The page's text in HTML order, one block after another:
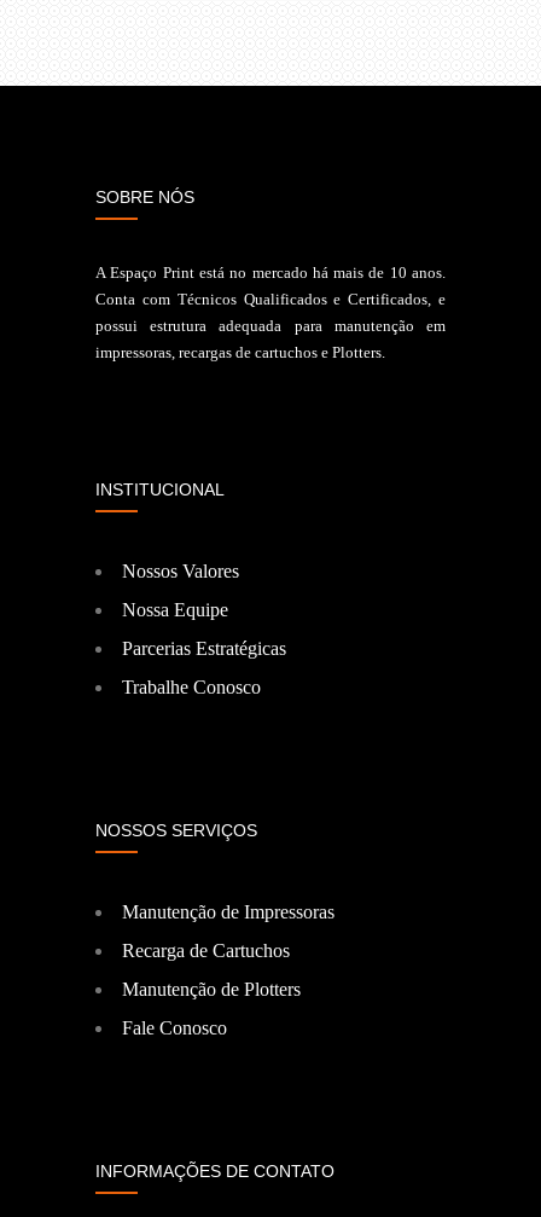
SOBRE NÓS
A Espaço Print está no mercado há mais de 10 anos.
Conta com Técnicos Qualificados e Certificados, e
possui estrutura adequada para manutenção em
impressoras, recargas de cartuchos e Plotters.
INSTITUCIONAL
Nossos Valores
Nossa Equipe
Parcerias Estratégicas
Trabalhe Conosco
NOSSOS SERVIÇOS
Manutenção de Impressoras
Recarga de Cartuchos
Manutenção de Plotters
Fale Conosco
INFORMAÇÕES DE CONTATO